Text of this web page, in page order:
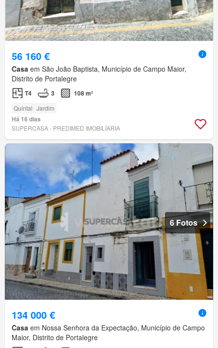
56 160 €
Casa em São João Baptista, Município de Campo Maior,
Distrito de Portalegre
T4 3 108 m²
Quintal Jardim
Há 16 dias
SUPERCASA - PREDIMED IMOBILÍARIA
6 Fotos
134 000 €
Casa em Nossa Senhora da Expectação, Município de Campo
Maior, Distrito de Portalegre